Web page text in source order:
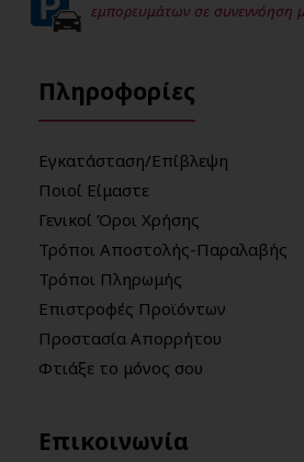
εμπορευμάτων σε συνεννόηση
Πληροφορίες
Εγκατάσταση/Επίβλεψη
Ποιοί Είμαστε
Γενικοί Όροι Χρήσης
Τρόποι Αποστολής-Παραλαβής
Τρόποι Πληρωμής
Επιστροφές Προϊόντων
Προστασία Απορρήτου
Φτιάξε το μόνος σου
Επικοινωνία